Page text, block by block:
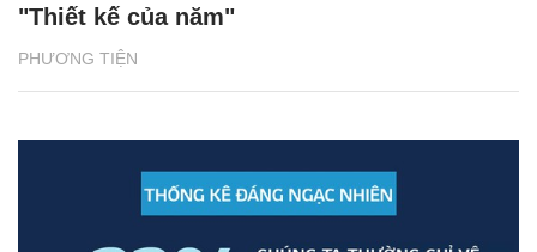
PHƯƠNG TIỆN
"Thiết kế của năm"